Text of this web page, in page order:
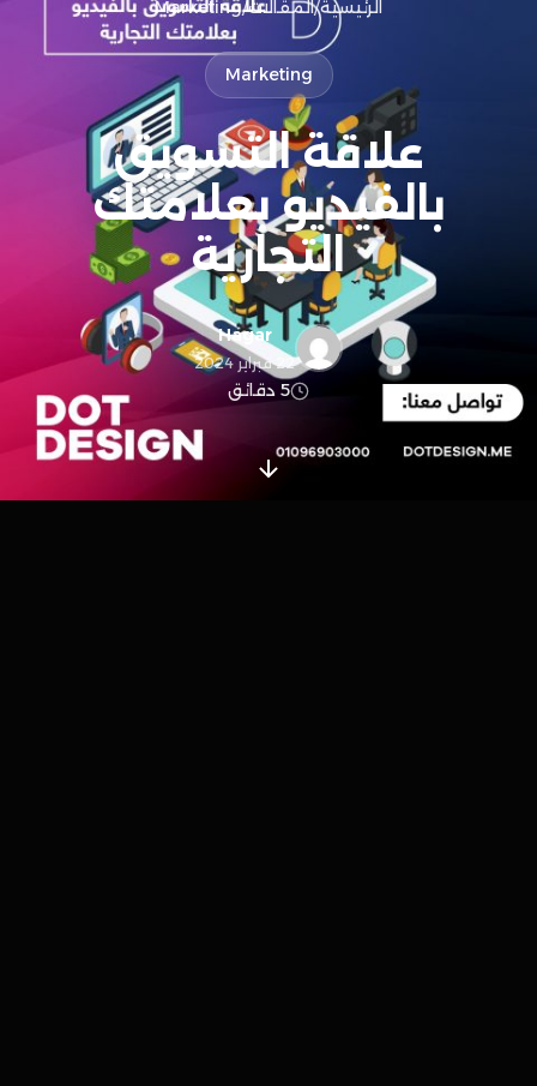
الرئيسية/المقالات/
Marketing
Marketing
علاقة التسويق
بالفيديو بعلامتك
التجارية
Hagar
22 فبراير 2024
5 دقائق